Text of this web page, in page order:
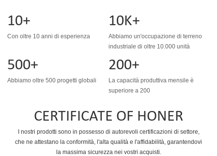
10+
Con oltre 10 anni di esperienza
10K+
Abbiamo un'occupazione di terreno
industriale di oltre 10.000 unità
500+
Abbiamo oltre 500 progetti globali
200+
La capacità produttiva mensile è
superiore a 200
CERTIFICATE OF HONER
I nostri prodotti sono in possesso di autorevoli certificazioni di settore,
che ne attestano la conformità, l'alta qualità e l'affidabilità, garantendovi
la massima sicurezza nei vostri acquisti.